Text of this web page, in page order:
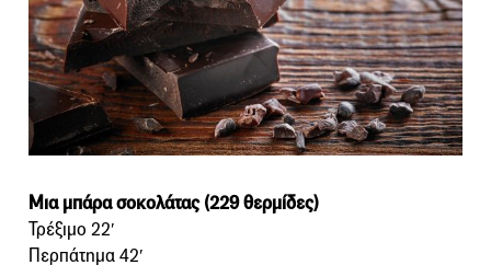
Μια μπάρα σοκολάτας (229 θερμίδες)
Τρέξιμο 22′
Περπάτημα 42′